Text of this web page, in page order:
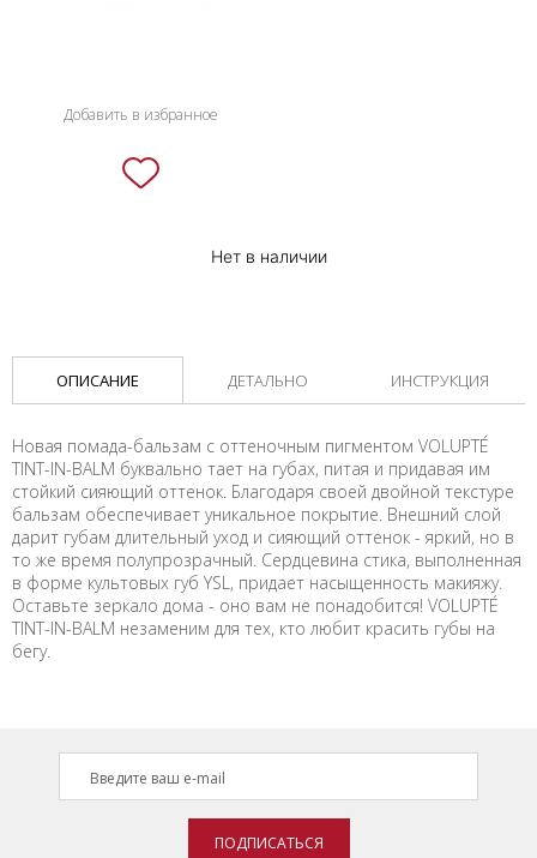
Нет в наличии
Добавить в избранное
ОПИСАНИЕ ДЕТАЛЬНО ИНСТРУКЦИЯ
Новая помада-бальзам с оттеночным пигментом VOLUPTÉ
TINT-IN-BALM буквально тает на губах, питая и придавая им
стойкий сияющий оттенок. Благодаря своей двойной текстуре
бальзам обеспечивает уникальное покрытие. Внешний слой
дарит губам длительный уход и сияющий оттенок - яркий, но в
то же время полупрозрачный. Сердцевина стика, выполненная
в форме культовых губ YSL, придает насыщенность макияжу.
Оставьте зеркало дома - оно вам не понадобится! VOLUPTÉ
TINT-IN-BALM незаменим для тех, кто любит красить губы на
бегу.
ПОДПИСАТЬСЯ